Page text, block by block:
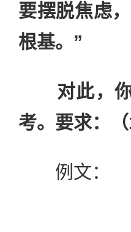
要摆脱焦虑
根基。”
对此，
考。要求：
例文：